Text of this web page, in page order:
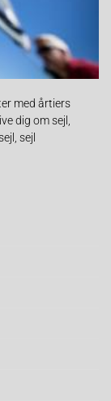
med årtiers
dig om sejl,
sejl